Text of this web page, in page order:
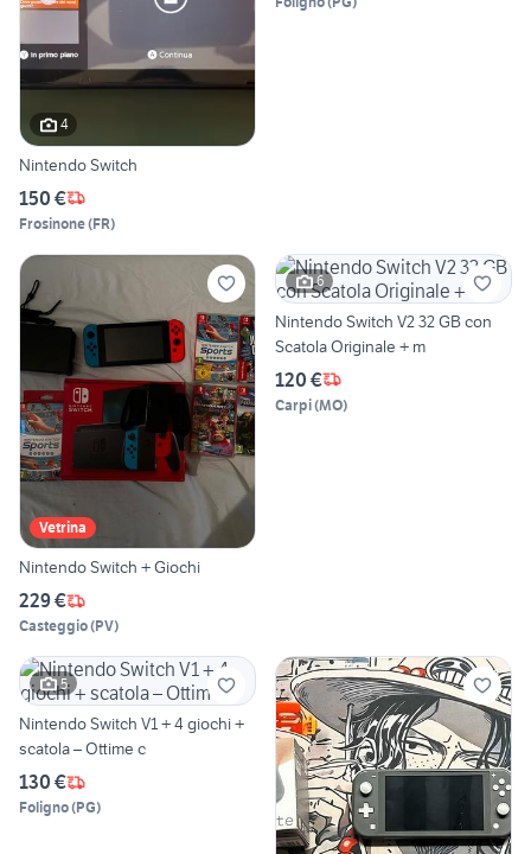
4
Nintendo Switch
150 €
Frosinone(FR)
Vetrina
Nintendo Switch + Giochi
229 €
Casteggio(PV)
6
Nintendo Switch V2 32 GB con
Scatola Originale + m
120 €
Carpi(MO)
5
Nintendo Switch V1 + 4 giochi +
scatola – Ottime c
130 €
Foligno(PG)